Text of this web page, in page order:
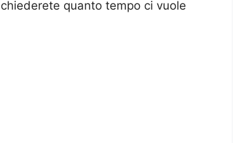
quanto tempo ci vuole